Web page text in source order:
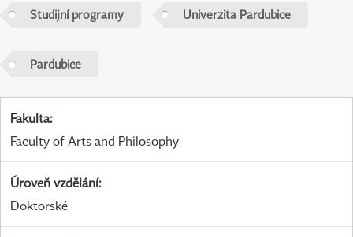
Studijní programy Univerzita Pardubice
Pardubice
Fakulta:
Faculty of Arts and Philosophy
Úroveň vzdělání:
Doktorské